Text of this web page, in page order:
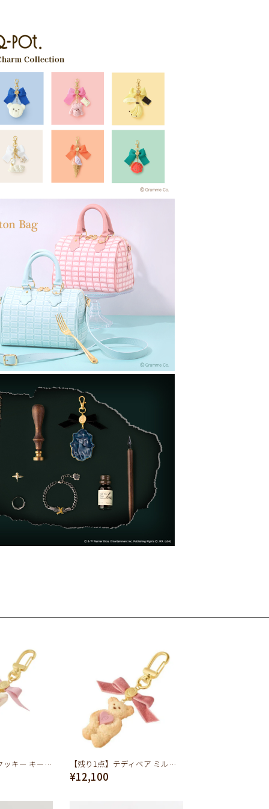
ミルクなうさぎ クッキー キーホルダー 【残り1点】テディベア ミルク クッキー キーホルダー(ピンクハート)
¥12,100